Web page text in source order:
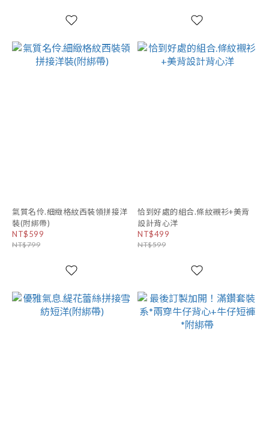
氣質名伶.細緻格紋西裝領拼接洋
裝(附綁帶)
NT$599
NT$799
恰到好處的組合.條紋襯衫+美背
設計背心洋
NT$499
NT$599